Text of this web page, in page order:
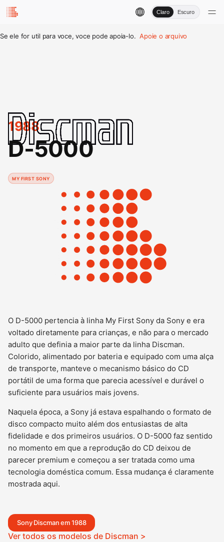
Claro Escuro
Se ele for util para voce, voce pode apoia-lo. Apoie o arquivo
1988
D-5000
MY FIRST SONY
O D-5000 pertencia à linha My First Sony da Sony e era
voltado diretamente para crianças, e não para o mercado
adulto que definia a maior parte da linha Discman.
Colorido, alimentado por bateria e equipado com uma alça
de transporte, manteve o mecanismo básico do CD
portátil de uma forma que parecia acessível e durável o
suficiente para usuários mais jovens.
Naquela época, a Sony já estava espalhando o formato de
disco compacto muito além dos entusiastas de alta
fidelidade e dos primeiros usuários. O D-5000 faz sentido
no momento em que a reprodução do CD deixou de
parecer premium e começou a ser tratada como uma
tecnologia doméstica comum. Essa mudança é claramente
mostrada aqui.
Sony Discman em 1988
Ver todos os modelos de Discman >